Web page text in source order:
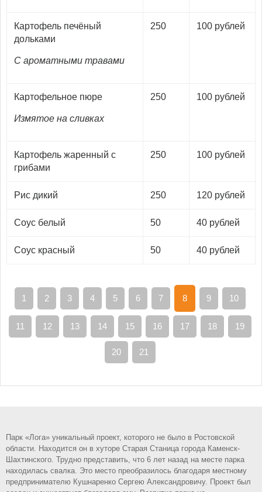
Картофель печёный
дольками
С ароматными травами
250 100 рублей
Картофельное пюре
Измятое на сливках
250 100 рублей
Картофель жаренный с
грибами
250 100 рублей
Рис дикий 250 120 рублей
Соус белый 50 40 рублей
Соус красный 50 40 рублей
1 2 3 4 5 6 7 8 9 10
11 12 13 14 15 16 17 18 19
20 21
Парк «Лога» уникальный проект, которого не было в Ростовской
области. Находится он в хуторе Старая Станица города Каменск-
Шахтинского. Трудно представить, что 6 лет назад на месте парка
находилась свалка. Это место преобразилось благодаря местному
предпринимателю Кушнаренко Сергею Александровичу. Проект был